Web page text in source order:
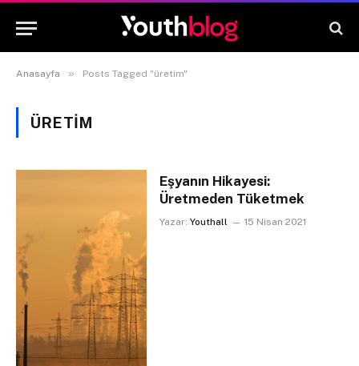
Anasayfa » Posts Tagged "üretim"
ÜRETIM
Eşyanın Hikayesi:
Üretmeden Tüketmek
Yazar: Youthall 15 Nisan 2021